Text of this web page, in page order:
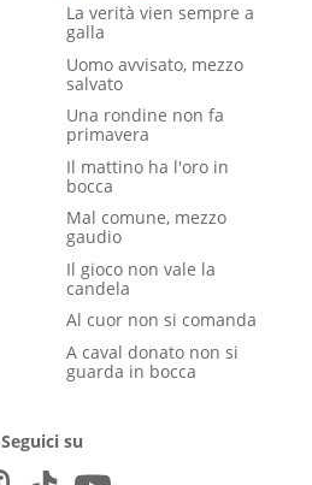
La verità vien sempre a
galla
Uomo avvisato, mezzo
salvato
Una rondine non fa
primavera
Il mattino ha l'oro in
bocca
Mal comune, mezzo
gaudio
Il gioco non vale la
candela
Al cuor non si comanda
A caval donato non si
guarda in bocca
Seguici su